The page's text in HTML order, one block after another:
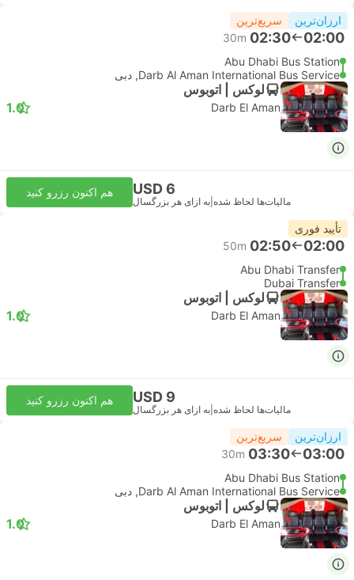
ارزان‌ترین سریع‌ترین
02:00
02:30
30m
Abu Dhabi Bus Station
Darb Al Aman International Bus Service, دبی
لوکس | اتوبوس
Darb El Aman
1.0
USD 6
مالیات‌ها لحاظ شده به ازای هر بزرگسال
هم اکنون رزرو کنید
تأیید فوری
02:00
02:50
50m
Abu Dhabi Transfer
Dubai Transfer
لوکس | اتوبوس
Darb El Aman
1.0
USD 9
مالیات‌ها لحاظ شده به ازای هر بزرگسال
هم اکنون رزرو کنید
ارزان‌ترین سریع‌ترین
03:00
03:30
30m
Abu Dhabi Bus Station
Darb Al Aman International Bus Service, دبی
لوکس | اتوبوس
Darb El Aman
1.0